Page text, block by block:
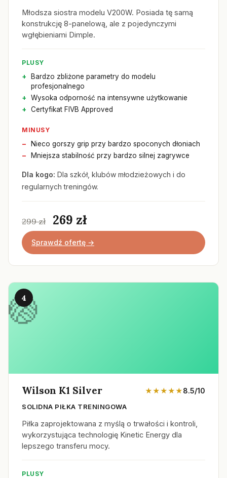
Młodsza siostra modelu V200W. Posiada tę samą
konstrukcję 8-panelową, ale z pojedynczymi
wgłębieniami Dimple.
PLUSY
Bardzo zbliżone parametry do modelu
profesjonalnego
Wysoka odporność na intensywne użytkowanie
Certyfikat FIVB Approved
MINUSY
Nieco gorszy grip przy bardzo spoconych dłoniach
Mniejsza stabilność przy bardzo silnej zagrywce
Dla kogo: Dla szkół, klubów młodzieżowych i do
regularnych treningów.
299 zł 269 zł
Sprawdź ofertę →
4
Wilson K1 Silver ★★★★★8.5/10
SOLIDNA PIŁKA TRENINGOWA
Piłka zaprojektowana z myślą o trwałości i kontroli,
wykorzystująca technologię Kinetic Energy dla
lepszego transferu mocy.
PLUSY